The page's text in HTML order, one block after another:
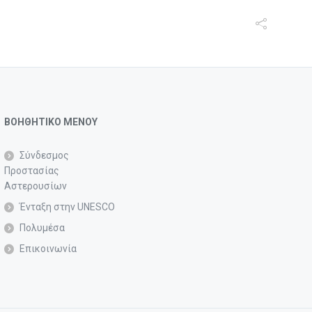
ΒΟΗΘΗΤΙΚΟ ΜΕΝΟΥ
Σύνδεσμος
Προστασίας
Αστερουσίων
Ένταξη στην UNESCO
Πολυμέσα
Επικοινωνία